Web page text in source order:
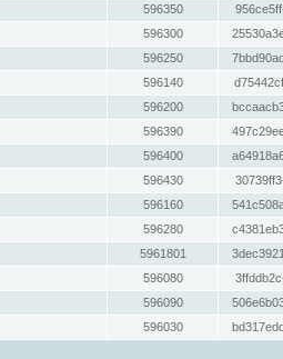
596350
596300
596250
596140
596200
596390
596400
596430
596160
596280
5961801
596080
596090
596030